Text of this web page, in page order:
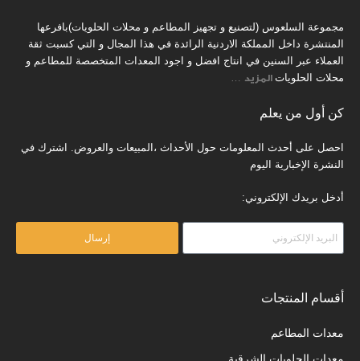
مجموعة السلعوس (لتصنيع و تجهيز المطاعم و محلات الحلويات)بافرعها
المنتشرة داخل المملكة الاردنية الرائدة في هذا المجال و التي كسبت ثقة
العملاء عبر السنين في انتاج افضل و اجود المعدات المتخصصة للمطاعم و
محلات الحلويات المزيد
كن أول من يعلم
احصل على أحدث المعلومات حول الأحداث ،المبيعات والعروض. اشترك في
النشرة الإخبارية اليوم
أدخل بريدك الإلكتروني:
إرسال
أقسام المنتجات
معدات المطاعم